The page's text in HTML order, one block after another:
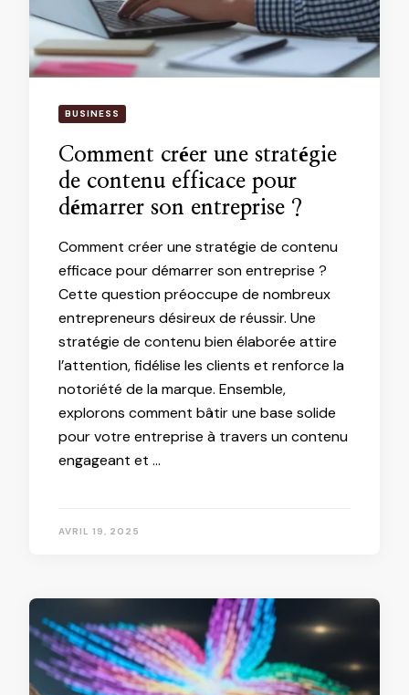
BUSINESS
Comment créer une stratégie
de contenu efficace pour
démarrer son entreprise ?
Comment créer une stratégie de contenu
efficace pour démarrer son entreprise ?
Cette question préoccupe de nombreux
entrepreneurs désireux de réussir. Une
stratégie de contenu bien élaborée attire
l’attention, fidélise les clients et renforce la
notoriété de la marque. Ensemble,
explorons comment bâtir une base solide
pour votre entreprise à travers un contenu
engageant et …
AVRIL 19, 2025